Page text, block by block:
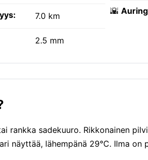
7.0 km
2.5 mm
🌇
rankka sadekuuro. Rikkonainen
näyttää, lähempänä 29°C. Ilma on